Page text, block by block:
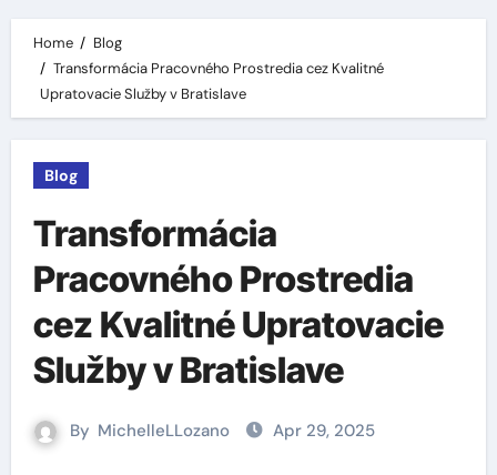
Home
Blog
Transformácia Pracovného Prostredia cez Kvalitné
Upratovacie Služby v Bratislave
Blog
Transformácia
Pracovného Prostredia
cez Kvalitné Upratovacie
Služby v Bratislave
By MichelleLLozano Apr 29, 2025